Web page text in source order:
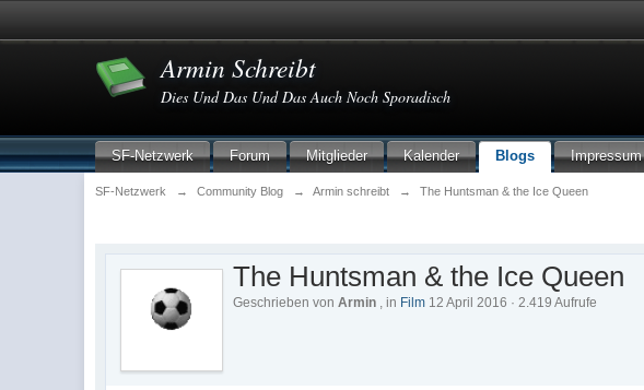
Armin Schreibt
Dies Und Das Und Das Auch Noch Sporadisch
SF-Netzwerk Forum Mitglieder Kalender Blogs Impressum
SF-Netzwerk → Community Blog → Armin schreibt → The Huntsman & the Ice Queen
The Huntsman & the Ice Queen
Geschrieben vonArmin , in Film 12 April 2016 · 2.419 Aufrufe